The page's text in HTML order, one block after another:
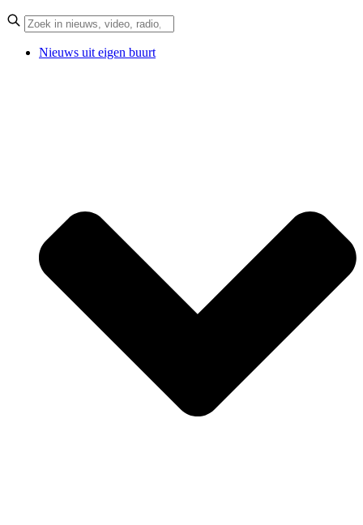
Nieuws uit eigen buurt